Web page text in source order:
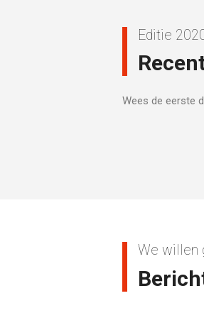
Editie
Wees de eerste
We willen